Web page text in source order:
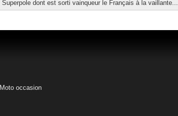
Superpole dont est sorti vainqueur le Français à la vaillante...
Moto occasion